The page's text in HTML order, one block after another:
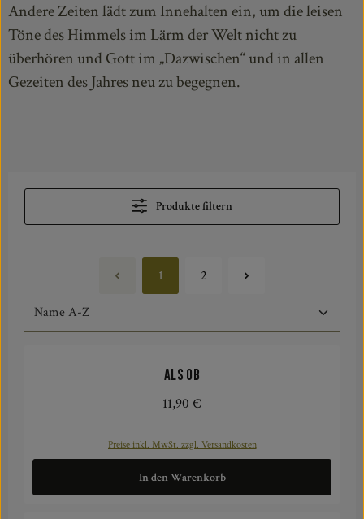
Andere Zeiten lädt zum Innehalten ein, um die leisen
Töne des Himmels im Lärm der Welt nicht zu
überhören und Gott im „Dazwischen“ und in allen
Gezeiten des Jahres neu zu begegnen.
Produkte filtern
Seite
1 Seite
2
Als ob
Regulärer Preis:
11,90 €
Preise inkl. MwSt. zzgl. Versandkosten
In den Warenkorb